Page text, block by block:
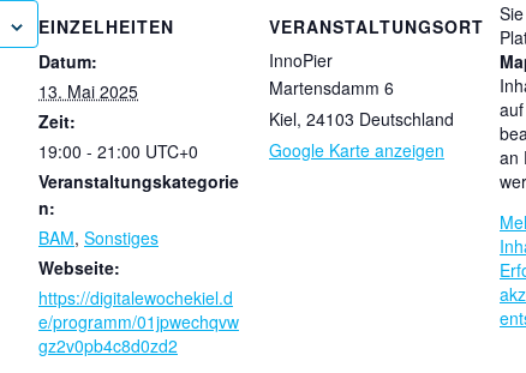
EINZELHEITEN
Datum:
13. Mai 2025
Zeit:
19:00 - 21:00 UTC+0
Veranstaltungskategorie
n:
BAM, Sonstiges
Webseite:
https://digitalewochekiel.d
e/programm/01jpwechqvw
gz2v0pb4c8d0zd2
VERANSTALTUNGSORT
InnoPier
Martensdamm 6
Kiel, 24103 Deutschland
Google Karte anzeigen
an